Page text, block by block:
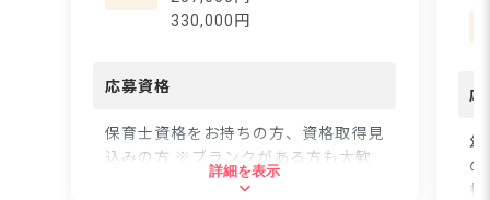
制度をしっかり整えてい
るので、出産後も仕事に
ち着いた後も長く保育に
す。 【きらきら保育園
について】 地域全体で
子どもを育てあい、安
330,000円
応募資格
保育士資格をお持ちの方、資格取得見
込みの方 ※ブランクがある方も大歓
詳細を表示
少
が
英
い
由
ど
応
幼
の
格